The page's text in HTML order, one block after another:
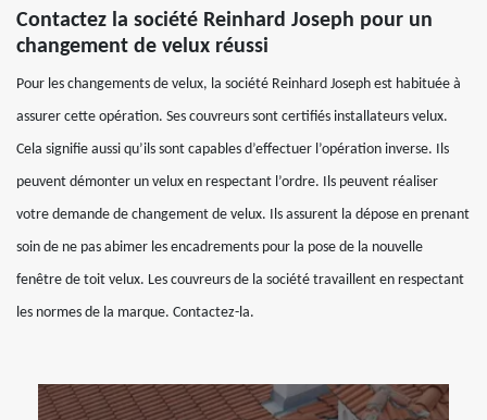
Contactez la société Reinhard Joseph pour un
changement de velux réussi
Pour les changements de velux, la société Reinhard Joseph est habituée à
assurer cette opération. Ses couvreurs sont certifiés installateurs velux.
Cela signifie aussi qu’ils sont capables d’effectuer l’opération inverse. Ils
peuvent démonter un velux en respectant l’ordre. Ils peuvent réaliser
votre demande de changement de velux. Ils assurent la dépose en prenant
soin de ne pas abimer les encadrements pour la pose de la nouvelle
fenêtre de toit velux. Les couvreurs de la société travaillent en respectant
les normes de la marque. Contactez-la.